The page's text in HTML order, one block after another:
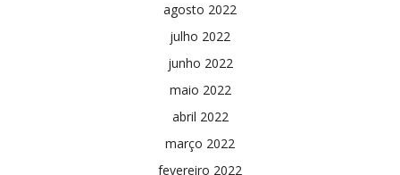
agosto 2022
julho 2022
junho 2022
maio 2022
abril 2022
março 2022
fevereiro 2022